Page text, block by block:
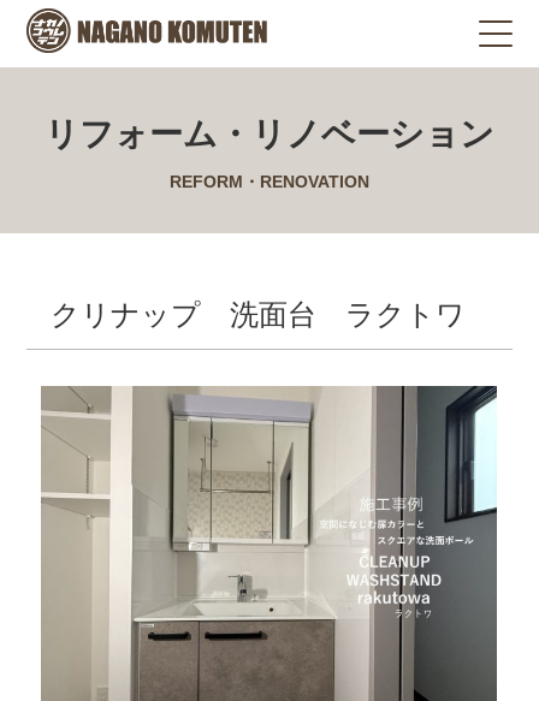
リフォーム・リノベーション
REFORM・RENOVATION
クリナップ 洗面台 ラクトワ